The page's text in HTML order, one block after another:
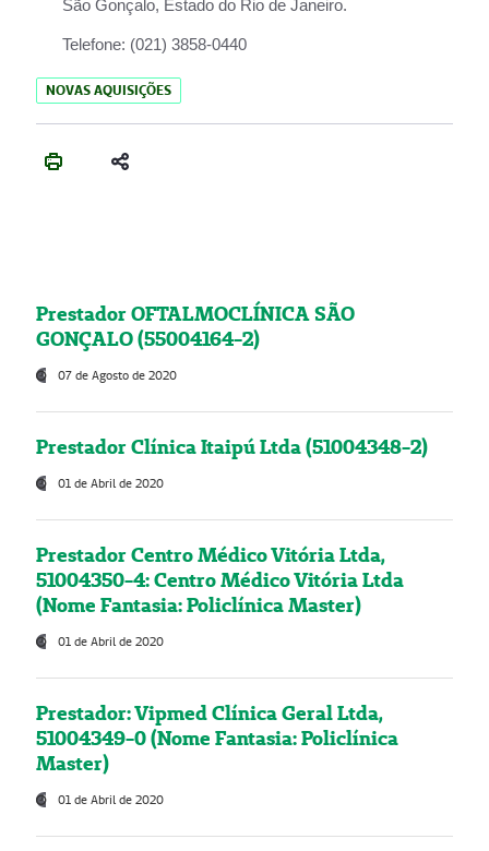
São Gonçalo, Estado do Rio de Janeiro.
Telefone: (021) 3858-0440
NOVAS AQUISIÇÕES
Prestador OFTALMOCLÍNICA SÃO
GONÇALO (55004164-2)
07 de Agosto de 2020
Prestador Clínica Itaipú Ltda (51004348-2)
01 de Abril de 2020
Prestador Centro Médico Vitória Ltda,
51004350-4: Centro Médico Vitória Ltda
(Nome Fantasia: Policlínica Master)
01 de Abril de 2020
Prestador: Vipmed Clínica Geral Ltda,
51004349-0 (Nome Fantasia: Policlínica
Master)
01 de Abril de 2020